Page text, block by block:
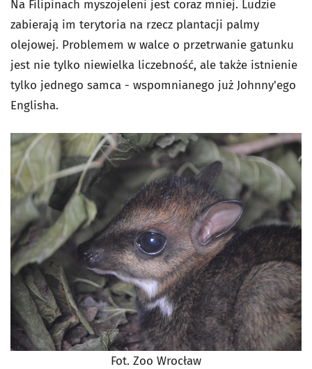
Na Filipinach myszojeleni jest coraz mniej. Ludzie
zabierają im terytoria na rzecz plantacji palmy
olejowej. Problemem w walce o przetrwanie gatunku
jest nie tylko niewielka liczebność, ale także istnienie
tylko jednego samca - wspomnianego już Johnny'ego
Englisha.
Fot. Zoo Wrocław